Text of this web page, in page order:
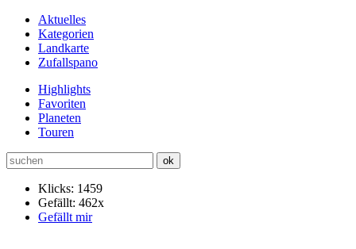
Aktuelles
Kategorien
Landkarte
Zufallspano
Highlights
Favoriten
Planeten
Touren
Klicks: 1459
Gefällt: 462x
Gefällt mir